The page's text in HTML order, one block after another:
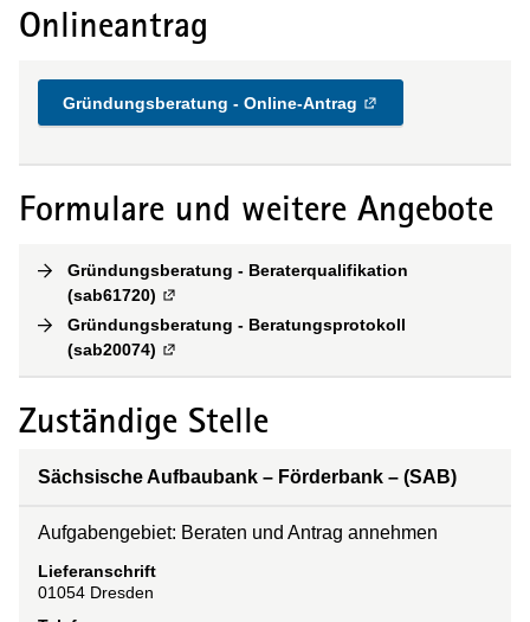
Onlineantrag
Gründungsberatung - Online-Antrag
Formulare und weitere Angebote
Gründungsberatung - Beraterqualifikation
(sab61720) Externe Verlinkung
Gründungsberatung - Beratungsprotokoll
(sab20074) Externe Verlinkung
Zuständige Stelle
Sächsische Aufbaubank – Förderbank – (SAB)
Aufgabengebiet: Beraten und Antrag annehmen
Lieferanschrift
01054 Dresden